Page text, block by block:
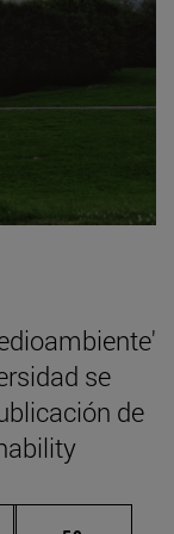
se
de